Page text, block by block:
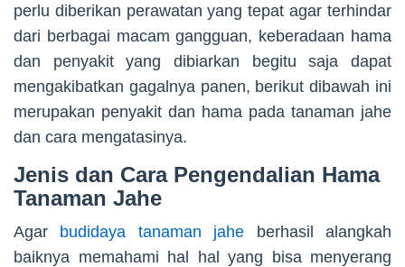
perlu diberikan perawatan yang tepat agar terhindar
dari berbagai macam gangguan, keberadaan hama
dan penyakit yang dibiarkan begitu saja dapat
mengakibatkan gagalnya panen, berikut dibawah ini
merupakan penyakit dan hama pada tanaman jahe
dan cara mengatasinya.
Jenis dan Cara Pengendalian Hama
Tanaman Jahe
Agar budidaya tanaman jahe berhasil alangkah
baiknya memahami hal hal yang bisa menyerang